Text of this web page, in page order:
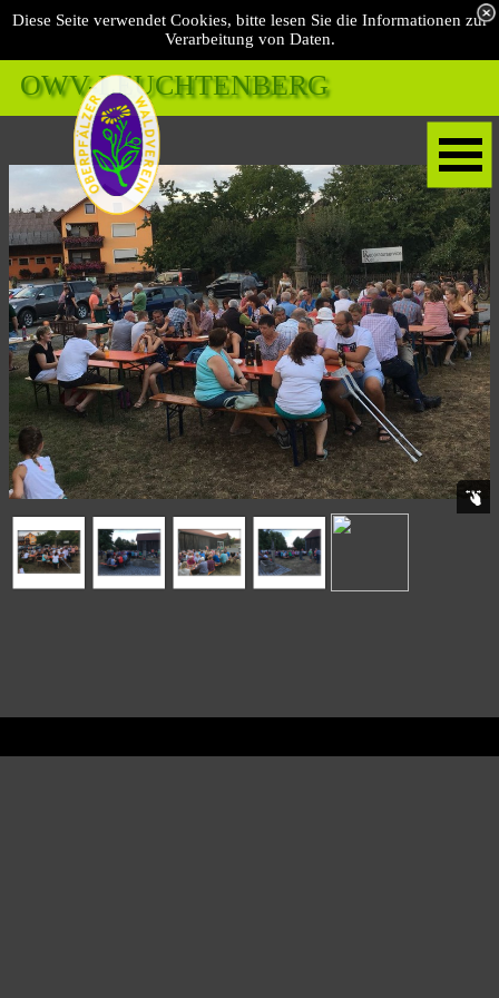
Diese Seite verwendet Cookies, bitte lesen Sie die Informationen zur
Verarbeitung von Daten.
OWV-LEUCHTENBERG